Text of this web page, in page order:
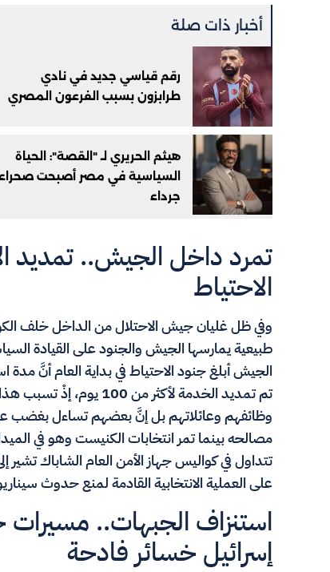
أخبار ذات صلة
رقم قياسي جديد في نادي
طرابزون بسبب الفرعون المصري
هيثم الحريري لـ "القصة": الحياة
السياسية في مصر أصبحت
جرداء
تمرد داخل الجيش.. تمديد
الاحتياط
وفي ظل غليان جيش الاحتلال من الداخل خلف
طبيعية يمارسها الجيش والجنود على القيادة
تم تمديد الخدمة لأكثر
مصالحه بينما تمر انتخابات الكنيست وهو في
تتداول في كواليس جهاز الأمن العام الشاباك
على العملية الانتخابية القادمة لمنع حدوث
استنزاف الجبهات.. مسيرات
إسرائيل خسائر فادحة